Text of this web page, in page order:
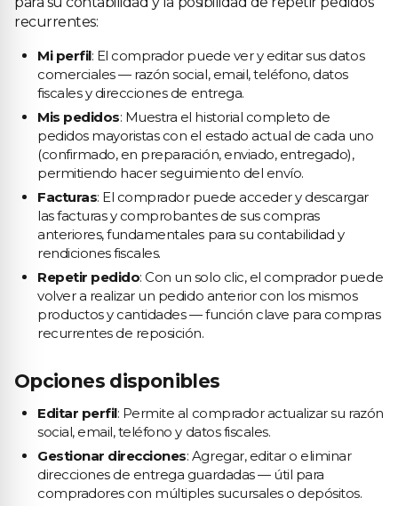
recurrentes:
Mi perfil: El comprador puede ver y editar sus datos
comerciales — razón social, email, teléfono, datos
fiscales y direcciones de entrega.
Mis pedidos: Muestra el historial completo de
pedidos mayoristas con el estado actual de cada uno
(confirmado, en preparación, enviado, entregado),
permitiendo hacer seguimiento del envío.
Facturas: El comprador puede acceder y descargar
las facturas y comprobantes de sus compras
anteriores, fundamentales para su contabilidad y
rendiciones fiscales.
Repetir pedido: Con un solo clic, el comprador puede
volver a realizar un pedido anterior con los mismos
productos y cantidades — función clave para compras
recurrentes de reposición.
Opciones disponibles
Editar perfil: Permite al comprador actualizar su razón
social, email, teléfono y datos fiscales.
Gestionar direcciones: Agregar, editar o eliminar
direcciones de entrega guardadas — útil para
compradores con múltiples sucursales o depósitos.